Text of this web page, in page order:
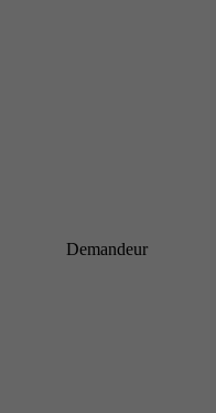
Demandeur